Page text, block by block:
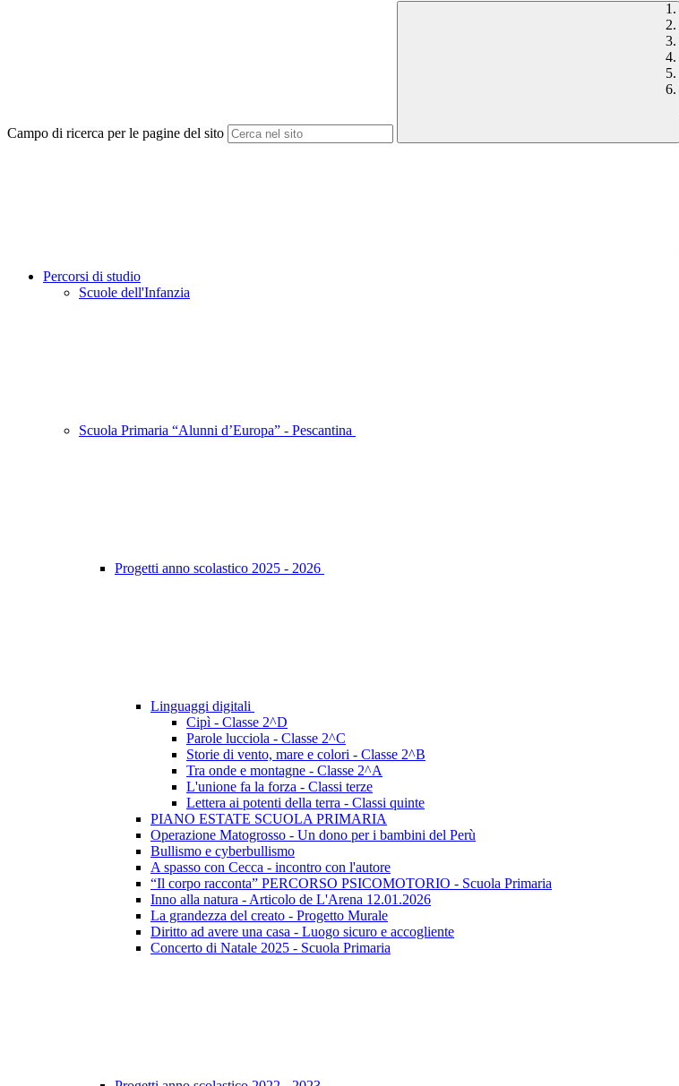
Campo di ricerca per le pagine del sito
Percorsi di studio
Scuole dell'Infanzia
Scuola Primaria “Alunni d’Europa” - Pescantina
Progetti anno scolastico 2025 - 2026
Linguaggi digitali
Cipì - Classe 2^D
Parole lucciola - Classe 2^C
Storie di vento, mare e colori - Classe 2^B
Tra onde e montagne - Classe 2^A
L'unione fa la forza - Classi terze
Lettera ai potenti della terra - Classi quinte
PIANO ESTATE SCUOLA PRIMARIA
Operazione Matogrosso - Un dono per i bambini del Perù
Bullismo e cyberbullismo
A spasso con Cecca - incontro con l'autore
“Il corpo racconta” PERCORSO PSICOMOTORIO - Scuola Primaria
Inno alla natura - Articolo de L'Arena 12.01.2026
La grandezza del creato - Progetto Murale
Diritto ad avere una casa - Luogo sicuro e accogliente
Concerto di Natale 2025 - Scuola Primaria